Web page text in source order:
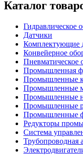
Каталог
Гидравлическое
Датчики
Комплектующие
Конвейерное
Пневматическое
Промышленная
Промышленные
Промышленные
Промышленные
Промышленные
Промышленные
Редукторы
Система
Трубопроводная